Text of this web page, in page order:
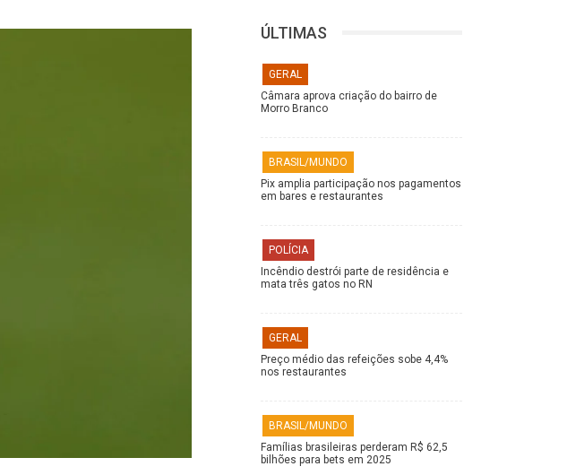
ÚLTIMAS
GERAL
Câmara aprova criação do bairro de
Morro Branco
BRASIL/MUNDO
Pix amplia participação nos pagamentos
em bares e restaurantes
POLÍCIA
Incêndio destrói parte de residência e
mata três gatos no RN
GERAL
Preço médio das refeições sobe 4,4%
nos restaurantes
BRASIL/MUNDO
Famílias brasileiras perderam R$ 62,5
bilhões para bets em 2025